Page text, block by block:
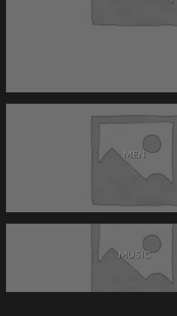
MEN
MUSIC